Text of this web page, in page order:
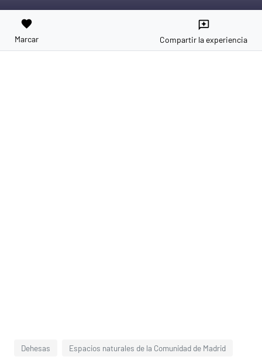
favorite
Marcar
reviews
Compartir la experiencia
Dehesas Espacios naturales de la Comunidad de Madrid